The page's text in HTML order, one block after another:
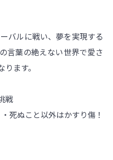
バルに戦い、夢を実現する
言葉の絶えない世界で愛さ
ます。
戦
死ぬこと以外はかすり傷！